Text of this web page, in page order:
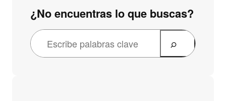
¿No encuentras lo que buscas?